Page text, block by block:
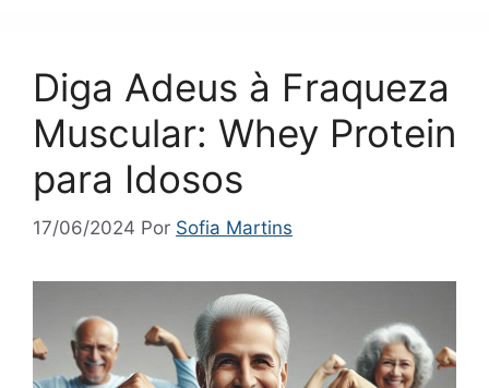
Diga Adeus à Fraqueza
Muscular: Whey Protein
para Idosos
17/06/2024 Por Sofia Martins